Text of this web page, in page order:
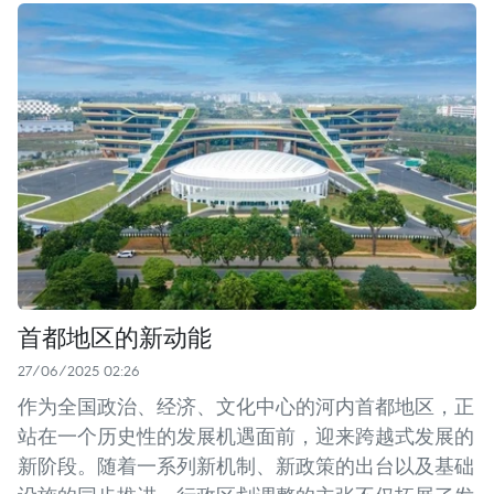
首都地区的新动能
27/06/2025 02:26
作为全国政治、经济、文化中心的河内首都地区，正
站在一个历史性的发展机遇面前，迎来跨越式发展的
新阶段。随着一系列新机制、新政策的出台以及基础